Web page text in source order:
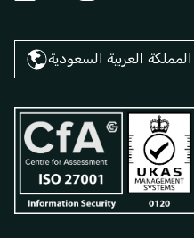
المملكة العربية السعودية